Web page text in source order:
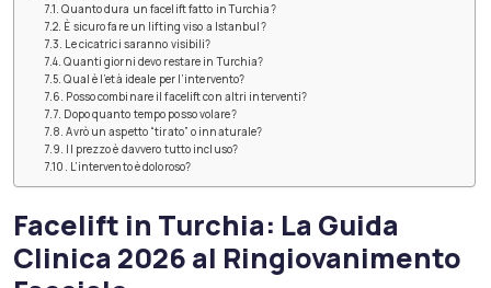
Quanto dura un facelift fatto in Turchia?
È sicuro fare un lifting viso a Istanbul?
Le cicatrici saranno visibili?
Quanti giorni devo restare in Turchia?
Qual è l’età ideale per l’intervento?
Posso combinare il facelift con altri interventi?
Dopo quanto tempo posso volare?
Avrò un aspetto “tirato” o innaturale?
Il prezzo è davvero tutto incluso?
L’intervento è doloroso?
Facelift in Turchia: La Guida
Clinica 2026 al Ringiovanimento